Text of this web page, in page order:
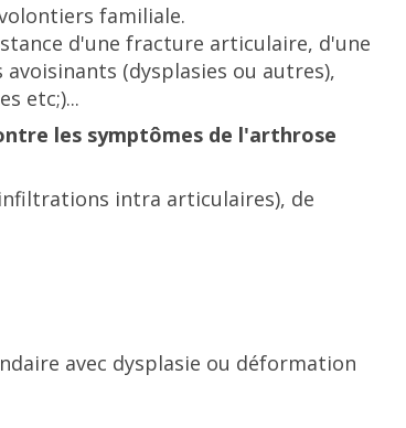
familiale.
d'une fracture articulaire, d'une
avoisinants (dysplasies ou autres),
etc;)...
les symptômes de l'arthrose
intra articulaires), de
avec dysplasie ou déformation